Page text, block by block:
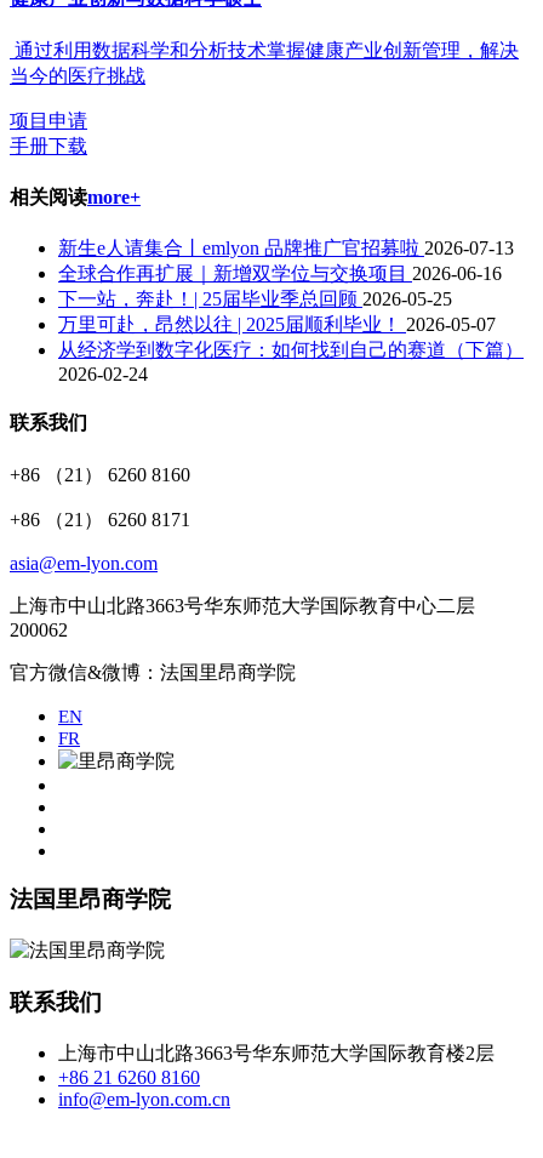
通过利用数据科学和分析技术掌握健康产业创新管理，解决
当今的医疗挑战
项目申请
手册下载
相关阅读more+
​新生e人请集合丨emlyon 品牌推广官招募啦 2026-07-13
全球合作再扩展｜新增双学位与交换项目 2026-06-16
下一站，奔赴！| 25届毕业季总回顾 2026-05-25
万里可赴，昂然以往 | 2025届顺利毕业！ 2026-05-07
从经济学到数字化医疗：如何找到自己的赛道（下篇）
2026-02-24
联系我们
+86 （21） 6260 8160
+86 （21） 6260 8171
asia@em-lyon.com
上海市中山北路3663号华东师范大学国际教育中心二层
200062
官方微信&微博：法国里昂商学院
EN
FR
法国里昂商学院
联系我们
上海市中山北路3663号华东师范大学国际教育楼2层
+86 21 6260 8160
info@em-lyon.com.cn